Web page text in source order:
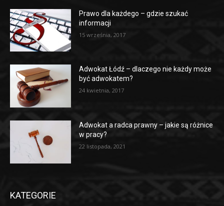
Prawo dla każdego – gdzie szukać
informacji
15 września, 2017
Adwokat Łódź – dlaczego nie każdy może
być adwokatem?
24 kwietnia, 2017
Adwokat a radca prawny – jakie są różnice
w pracy?
22 listopada, 2021
KATEGORIE